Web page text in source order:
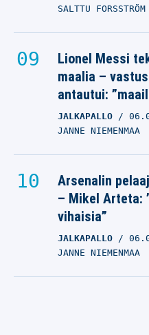
SALTTU FORSSTRÖM
Lionel Messi
maalia –
antautui:
JALKAPALLO
JANNE NIEMENMAA
Arsenalin
– Mikel Arteta:
vihaisia”
JALKAPALLO
JANNE NIEMENMAA